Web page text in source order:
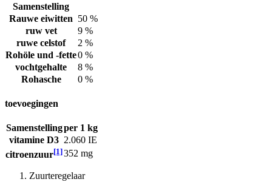
Samenstelling
Rauwe eiwitten 50 %
ruw vet
9 %
ruwe celstof
2 %
Rohöle und -fette0 %
vochtgehalte
8 %
Rohasche
0 %
toevoegingen
Samenstellingper 1 kg
vitamine D3 2.060 IE
citroenzuur[1]352 mg
Zuurteregelaar